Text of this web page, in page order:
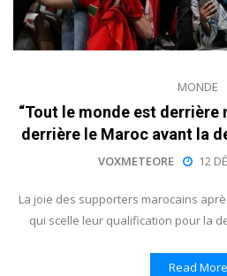
MONDE
“Tout le monde est derrière
derrière le Maroc avant la
VOXMETEORE 12
La joie des supporters marocains
qui scelle leur qualification pour la
Read More